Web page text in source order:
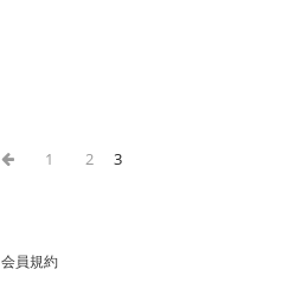
1 2 3
会員規約